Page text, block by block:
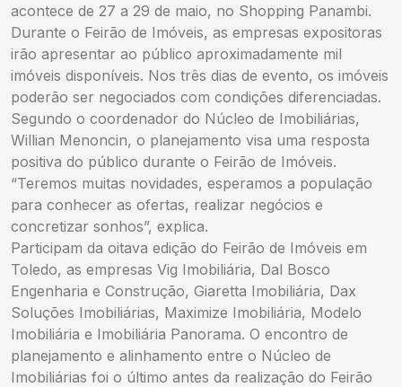
acontece de 27 a 29 de maio, no Shopping Panambi.
Durante o Feirão de Imóveis, as empresas expositoras
irão apresentar ao público aproximadamente mil
imóveis disponíveis. Nos três dias de evento, os imóveis
poderão ser negociados com condições diferenciadas.
Segundo o coordenador do Núcleo de Imobiliárias,
Willian Menoncin, o planejamento visa uma resposta
positiva do público durante o Feirão de Imóveis.
“Teremos muitas novidades, esperamos a população
para conhecer as ofertas, realizar negócios e
concretizar sonhos”, explica.
Participam da oitava edição do Feirão de Imóveis em
Toledo, as empresas Vig Imobiliária, Dal Bosco
Engenharia e Construção, Giaretta Imobiliária, Dax
Soluções Imobiliárias, Maximize Imobiliária, Modelo
Imobiliária e Imobiliária Panorama. O encontro de
planejamento e alinhamento entre o Núcleo de
Imobiliárias foi o último antes da realização do Feirão